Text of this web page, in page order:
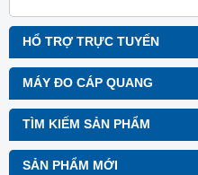
HỔ TRỢ TRỰC TUYẾN
MÁY ĐO CÁP QUANG
TÌM KIẾM SẢN PHẨM
SẢN PHẨM MỚI